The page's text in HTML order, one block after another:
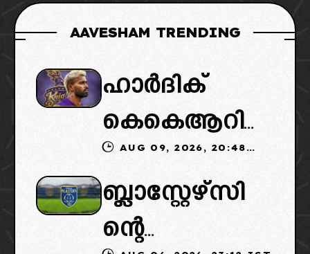
AAVESHAM TRENDING
ഹാർദിക്
കെകെആറി
ലേക്ക്: പകരം
മുംബൈ
ആവശ്യപ്പെടു
AUG 09, 2026, 20:48
ബ്ലാസ്റ്റേഴ്സി
ന്റെ